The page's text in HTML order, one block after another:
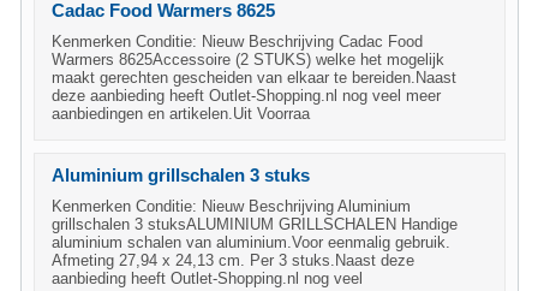
Cadac Food Warmers 8625
Kenmerken Conditie: Nieuw Beschrijving Cadac Food
Warmers 8625Accessoire (2 STUKS) welke het mogelijk
maakt gerechten gescheiden van elkaar te bereiden.Naast
deze aanbieding heeft Outlet-Shopping.nl nog veel meer
aanbiedingen en artikelen.Uit Voorraa
Aluminium grillschalen 3 stuks
Kenmerken Conditie: Nieuw Beschrijving Aluminium
grillschalen 3 stuksALUMINIUM GRILLSCHALEN Handige
aluminium schalen van aluminium.Voor eenmalig gebruik.
Afmeting 27,94 x 24,13 cm. Per 3 stuks.Naast deze
aanbieding heeft Outlet-Shopping.nl nog veel